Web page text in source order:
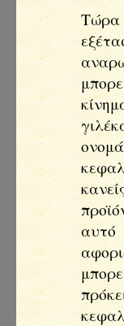
Τώρα